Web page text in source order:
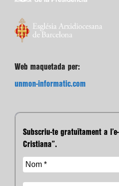
Web maquetada per:
unmon-informatic.com
Subscriu-te gratuïtament a
Cristiana”.